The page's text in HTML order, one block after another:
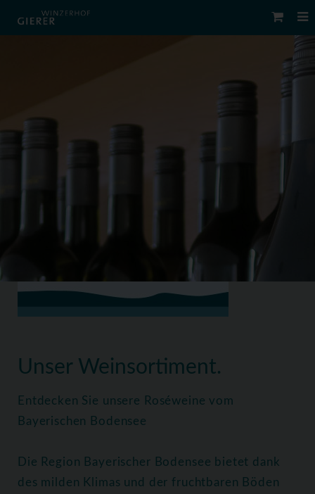
Unser Weinsortiment.
Entdecken Sie unsere Roséweine vom
Bayerischen Bodensee
Die Region Bayerischer Bodensee bietet dank
des milden Klimas und der fruchtbaren Böden